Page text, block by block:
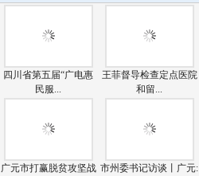
四川省第五届“广电惠
民服...
王菲督导检查定点医院
和留...
广元市打赢脱贫攻坚战 市州委书记访谈丨广元: